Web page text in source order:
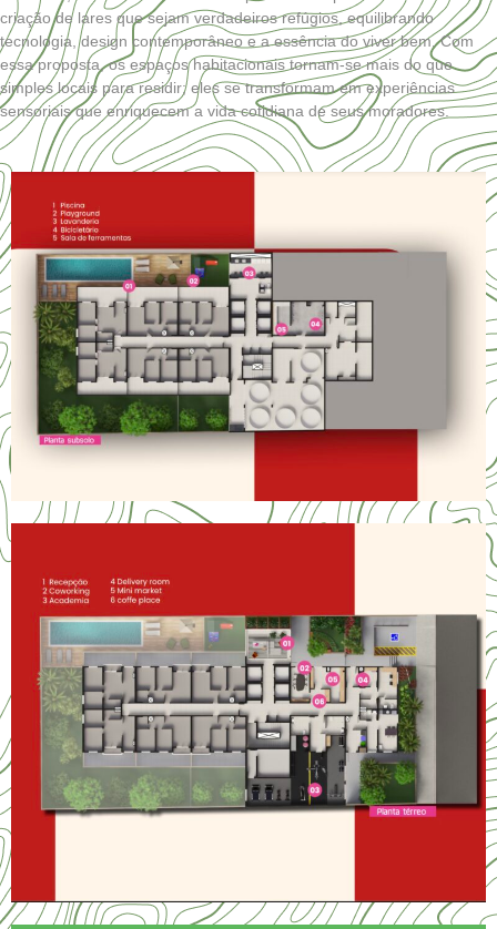
criação de lares que sejam verdadeiros refúgios, equilibrando
tecnologia, design contemporâneo e a essência do viver bem. Com
essa proposta, os espaços habitacionais tornam-se mais do que
simples locais para residir; eles se transformam em experiências
sensoriais que enriquecem a vida cotidiana de seus moradores.